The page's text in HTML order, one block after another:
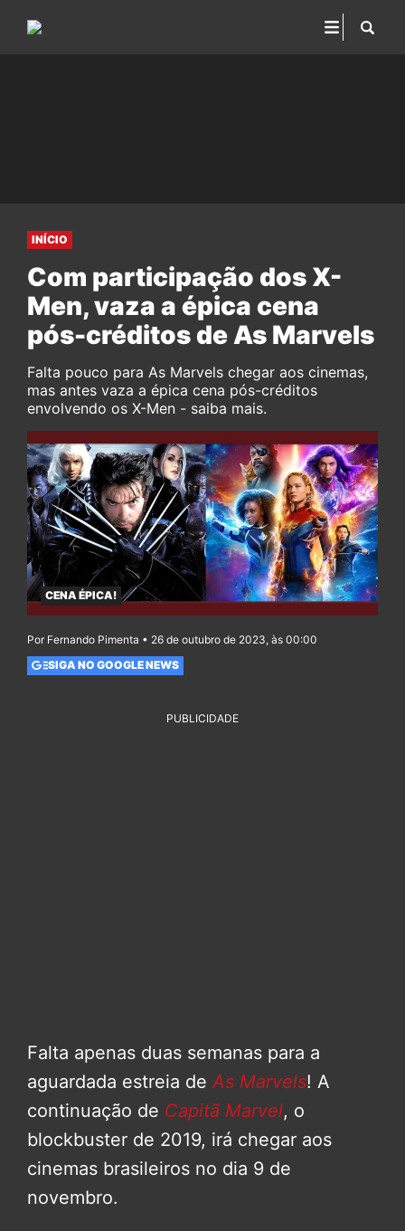
INÍCIO
Com participação dos X-
Men, vaza a épica cena
pós-créditos de As Marvels
Falta pouco para As Marvels chegar aos cinemas,
mas antes vaza a épica cena pós-créditos
envolvendo os X-Men - saiba mais.
CENA ÉPICA!
Por Fernando Pimenta • 26 de outubro de 2023, às 00:00
SIGA NO GOOGLE NEWS
PUBLICIDADE
Falta apenas duas semanas para a
aguardada estreia de As Marvels! A
continuação de Capitã Marvel, o
blockbuster de 2019, irá chegar aos
cinemas brasileiros no dia 9 de
novembro.